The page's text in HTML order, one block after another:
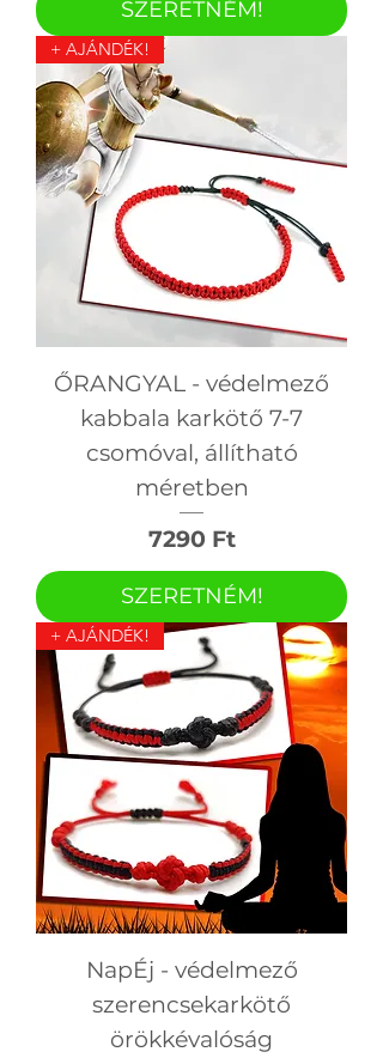
SZERETNÉM!
+ AJÁNDÉK!
ŐRANGYAL - védelmező
kabbala karkötő 7-7
csomóval, állítható
méretben
Ár
7290 Ft
SZERETNÉM!
+ AJÁNDÉK!
NapÉj - védelmező
szerencsekarkötő
örökkévalóság